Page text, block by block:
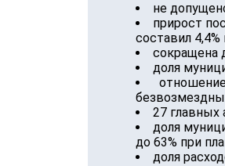
не
прирост
составил 4,4%
сокращена
доля
27 главных
доля
до 63% при
доля